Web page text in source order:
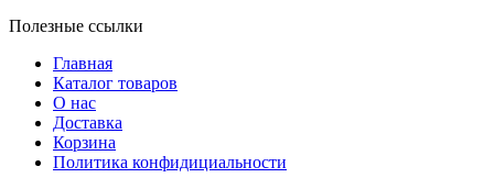
Полезные ссылки
Главная
Каталог товаров
О нас
Доставка
Корзина
Политика конфидициальности